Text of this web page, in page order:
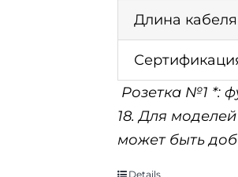
Длина
Розетка №1 *:
18. Для
может быть
Details